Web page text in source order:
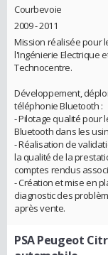
Courbevoie
2009 - 2011
Mission réalisée pour
l'Ingénierie Electrique
Technocentre.
Développement,
téléphonie Bluetooth :
- Pilotage qualité pour
Bluetooth dans les
- Réalisation de
la qualité de la
comptes rendus
- Création et mise en
diagnostic des
après vente.
PSA Peugeot